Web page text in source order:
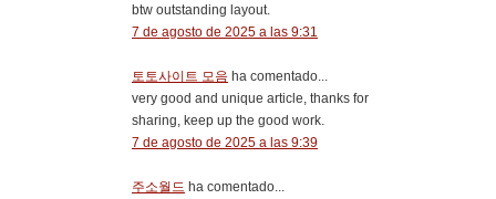
btw outstanding layout.
7 de agosto de 2025 a las 9:31
토토사이트 모음 ha comentado...
very good and unique article, thanks for
sharing, keep up the good work.
7 de agosto de 2025 a las 9:39
주소월드 ha comentado...